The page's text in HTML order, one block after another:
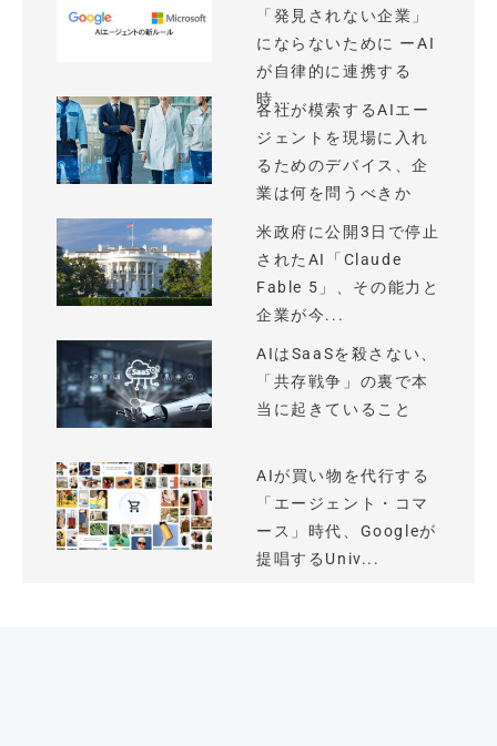
「発見されない企業」
にならないために ーAI
が自律的に連携する
時...
各社が模索するAIエー
ジェントを現場に入れ
るためのデバイス、企
業は何を問うべきか
米政府に公開3日で停止
されたAI「Claude
Fable 5」、その能力と
企業が今...
AIはSaaSを殺さない、
「共存戦争」の裏で本
当に起きていること
AIが買い物を代行する
「エージェント・コマ
ース」時代、Googleが
提唱するUniv...